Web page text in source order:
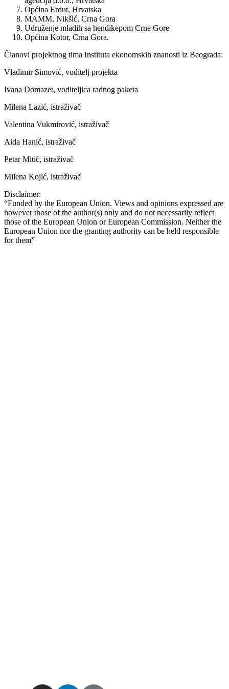
Općina Erdut, Hrvatska
MAMM, Nikšić, Crna Gora
Udruženje mladih sa hendikepom Crne Gore
Općina Kotor, Crna Gora.
Članovi projektnog tima Instituta ekonomskih znanosti iz Beograda:
Vladimir Simović, voditelj projekta
Ivana Domazet, voditeljica radnog paketa
Milena Lazić, istraživač
Valentina Vukmirović, istraživač
Aida Hanić, istraživač
Petar Mitić, istraživač
Milena Kojić, istraživač
Disclaimer:
“Funded by the European Union. Views and opinions expressed are
however those of the author(s) only and do not necessarily reflect
those of the European Union or European Commission. Neither the
European Union nor the granting authority can be held responsible
for them”